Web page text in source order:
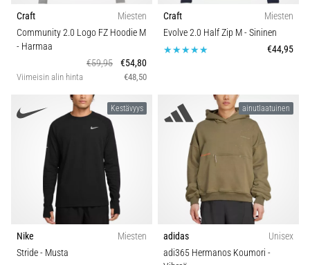
Craft
Miesten
Community 2.0 Logo FZ Hoodie M
- Harmaa
€59,95
€54,80
Viimeisin alin hinta €48,50
Craft
Miesten
Evolve 2.0 Half Zip M- Sininen
€44,95
Kestävyys
Nike
Miesten
Stride- Musta
ainutlaatuinen
adidas
Unisex
adi365 Hermanos Koumori -